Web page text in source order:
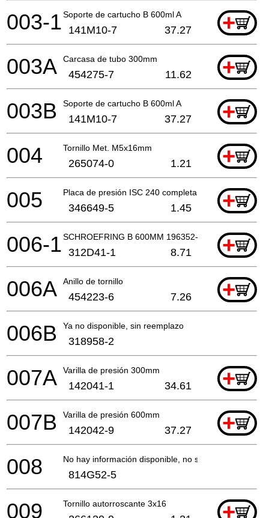
Soporte de cartucho B 600ml A +
003-1 141M10-7 37.27
Carcasa de tubo 300mm +
003A 454275-7 11.62
Soporte de cartucho B 600ml A +
003B 141M10-7 37.27
Tornillo Met. M5x16mm +
004 265074-0 1.21
Placa de presión ISC 240 completa +
005 346649-5 1.45
SCHROEFRING B 600MM 196352-6 A +
006-1 312D41-1 8.71
Anillo de tornillo +
006A 454223-6 7.26
Ya no disponible, sin reemplazo
006B 318958-2
Varilla de presión 300mm +
007A 142041-1 34.61
Varilla de presión 600mm +
007B 142042-9 37.27
No hay información disponible, no se puede pedir
008 814G52-5
Tornillo autorroscante 3x16 +
009